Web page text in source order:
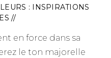
: INSPIRATIONS
//
en force dans sa
le ton majorelle